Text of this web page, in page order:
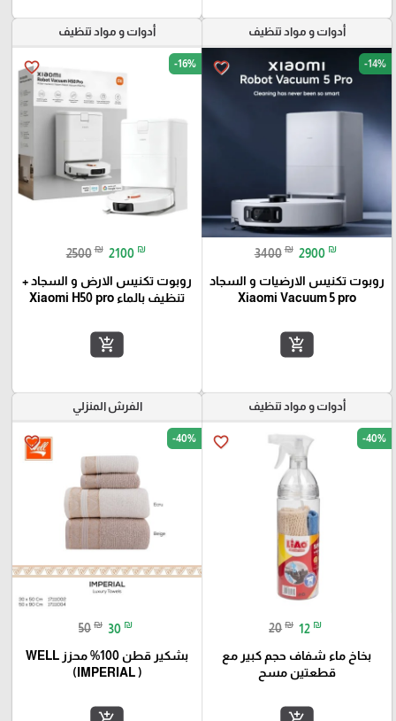
أدوات و مواد تنظيف
favorite_border -14%
3400 ₪ 2900 ₪
روبوت تكنيس الارضيات و السجاد
Xiaomi Vacuum 5 pro
add_shopping_cart
أدوات و مواد تنظيف
favorite_border -16%
2500 ₪ 2100 ₪
روبوت تكنيس الارض و السجاد +
تنظيف بالماء Xiaomi H50 pro
add_shopping_cart
أدوات و مواد تنظيف
favorite_border -40%
20 ₪ 12 ₪
بخاخ ماء شفاف حجم كبير مع
قطعتين مسح
الفرش المنزلي
favorite_border -40%
50 ₪ 30 ₪
بشكير قطن 100% محزز WELL
(IMPERIAL )